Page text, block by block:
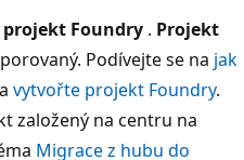
projekt Foundry . Projekt
Podívejte se na jak
a vytvořte projekt Foundry.
založený na centru na
Migrace z hubu do